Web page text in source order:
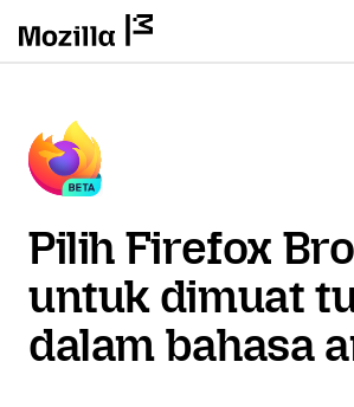
Pilih Firefox
untuk dimuat
dalam bahasa